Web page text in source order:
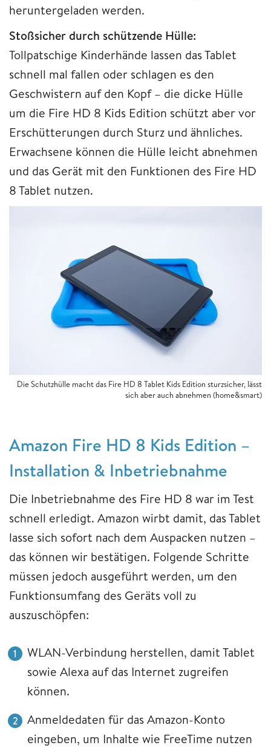
heruntergeladen werden.
Stoßsicher durch schützende Hülle:
Tollpatschige Kinderhände lassen das Tablet
schnell mal fallen oder schlagen es den
Geschwistern auf den Kopf – die dicke Hülle
um die Fire HD 8 Kids Edition schützt aber vor
Erschütterungen durch Sturz und ähnliches.
Erwachsene können die Hülle leicht abnehmen
und das Gerät mit den Funktionen des Fire HD
8 Tablet nutzen.
Die Schutzhülle macht das Fire HD 8 Tablet Kids Edition sturzsicher, lässt
sich aber auch abnehmen (home&smart)
Amazon Fire HD 8 Kids Edition –
Installation & Inbetriebnahme
Die Inbetriebnahme des Fire HD 8 war im Test
schnell erledigt. Amazon wirbt damit, das Tablet
lasse sich sofort nach dem Auspacken nutzen –
das können wir bestätigen. Folgende Schritte
müssen jedoch ausgeführt werden, um den
Funktionsumfang des Geräts voll zu
auszuschöpfen:
WLAN-Verbindung herstellen, damit Tablet
sowie Alexa auf das Internet zugreifen
können.
Anmeldedaten für das Amazon-Konto
eingeben, um Inhalte wie FreeTime nutzen